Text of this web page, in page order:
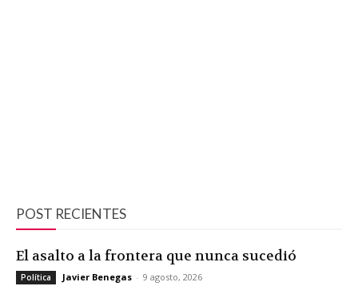
POST RECIENTES
El asalto a la frontera que nunca sucedió
Política Javier Benegas - 9 agosto, 2026